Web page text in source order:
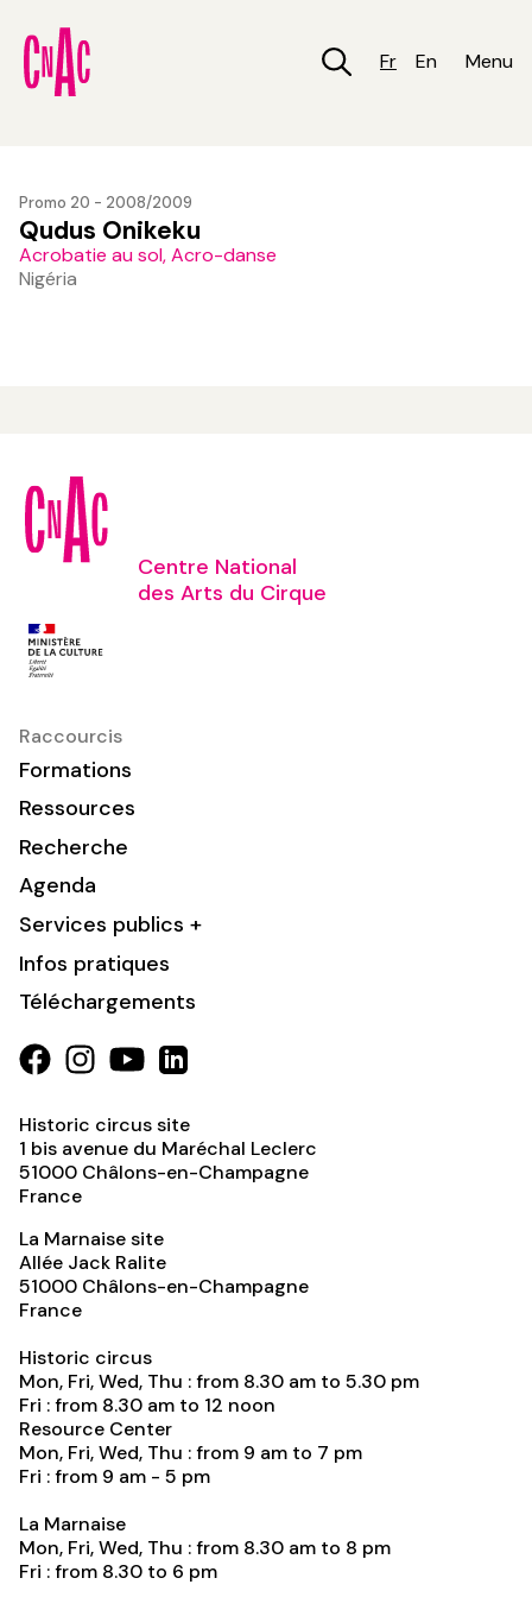
contenu
principal
Fr En Menu
Promo 20 - 2008/2009
Qudus Onikeku
Acrobatie au sol, Acro-danse
Nigéria
Centre National
des Arts du Cirque
Raccourcis
Formations
Ressources
Recherche
Agenda
Services publics +
Infos pratiques
Téléchargements
Historic circus site
1 bis avenue du Maréchal Leclerc
51000 Châlons-en-Champagne
France
La Marnaise site
Allée Jack Ralite
51000 Châlons-en-Champagne
France
Historic circus
Mon, Fri, Wed, Thu : from 8.30 am to 5.30 pm
Fri : from 8.30 am to 12 noon
Resource Center
Mon, Fri, Wed, Thu : from 9 am to 7 pm
Fri : from 9 am - 5 pm
La Marnaise
Mon, Fri, Wed, Thu : from 8.30 am to 8 pm
Fri : from 8.30 to 6 pm